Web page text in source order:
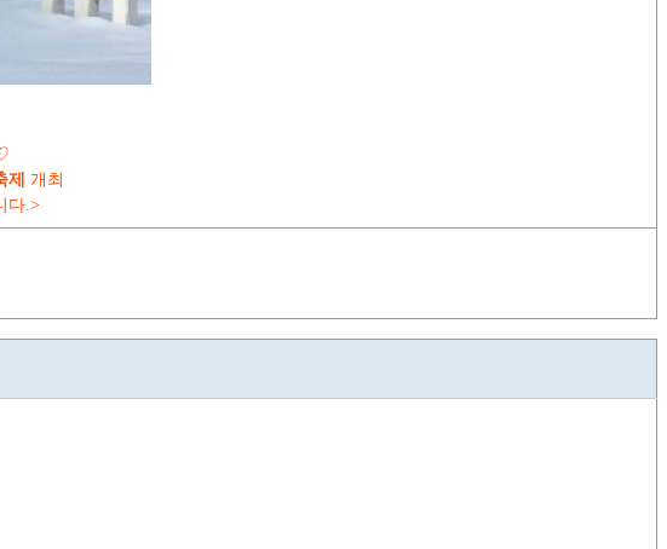
제
개최
다.>